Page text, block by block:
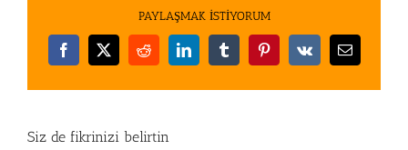
PAYLAŞMAK İSTİYORUM
Facebook
X RedditLinkedInTumblrPinterest
Vk
E-
Siz de fikrinizi belirtin